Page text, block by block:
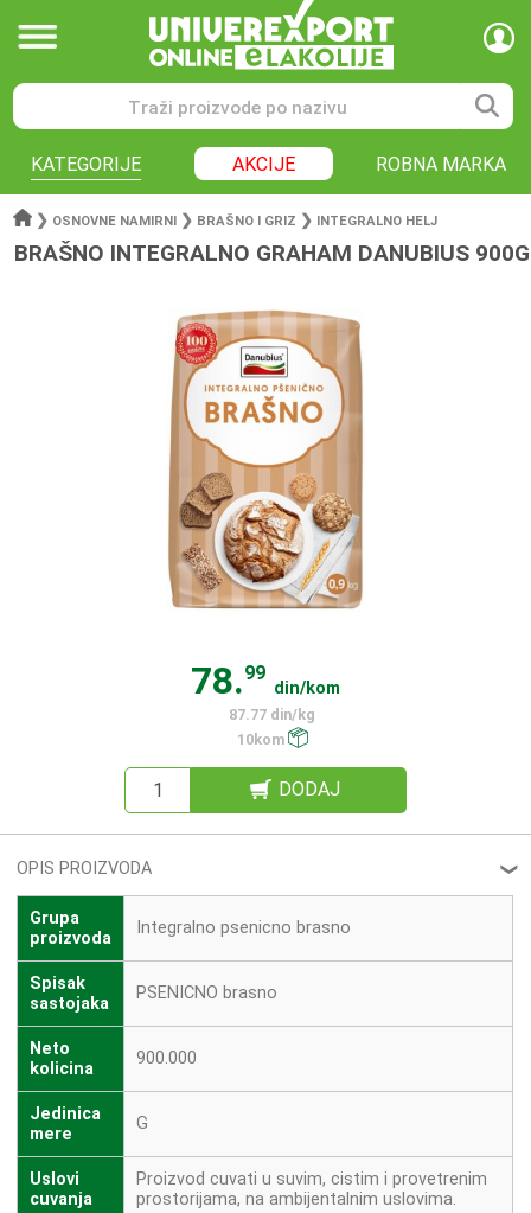
KATEGORIJE AKCIJE ROBNA MARKA
❯ OSNOVNE NAMIRNI ❯ BRAŠNO I GRIZ ❯ INTEGRALNO HELJ
BRAŠNO INTEGRALNO GRAHAM DANUBIUS 900G
78.99
din/kom
87.77 din/kg
10kom
DODAJ
OPIS PROIZVODA ❮
Grupa
proizvoda
Integralno psenicno brasno
Spisak
sastojaka
PSENICNO brasno
Neto
kolicina
900.000
Jedinica
mere
G
Uslovi
cuvanja
Proizvod cuvati u suvim, cistim i provetrenim
prostorijama, na ambijentalnim uslovima.